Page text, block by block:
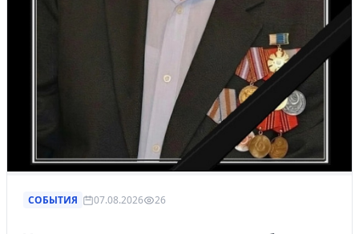
СОБЫТИЯ 07.08.2026 26